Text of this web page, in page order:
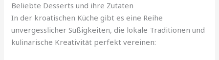
Beliebte Desserts und ihre Zutaten
In der kroatischen Küche gibt es eine Reihe
unvergesslicher Süßigkeiten, die lokale Traditionen und
kulinarische Kreativität perfekt vereinen: